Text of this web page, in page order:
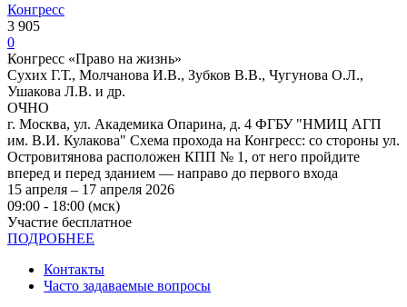
Конгресс
3 905
0
Конгресс «Право на жизнь»
Сухих Г.Т., Молчанова И.В., Зубков В.В., Чугунова О.Л.,
Ушакова Л.В. и др.
ОЧНО
г. Москва, ул. Академика Опарина, д. 4 ФГБУ "НМИЦ АГП
им. В.И. Кулакова" Схема прохода на Конгресс: со стороны ул.
Островитянова расположен КПП № 1, от него пройдите
вперед и перед зданием — направо до первого входа
15 апреля – 17 апреля 2026
09:00 - 18:00 (мск)
Участие бесплатное
ПОДРОБНЕЕ
Контакты
Часто задаваемые вопросы